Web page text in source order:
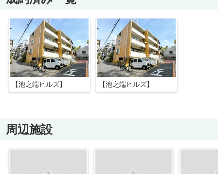
【池之端ヒルズ】 【池之端ヒルズ】
周辺施設